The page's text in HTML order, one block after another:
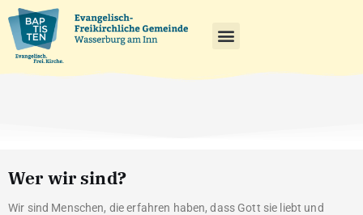
Wer wir sind?
Wir sind Menschen, die erfahren haben, dass Gott sie liebt und